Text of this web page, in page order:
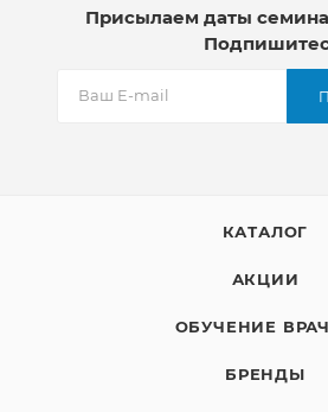
Присылаем даты
КАТАЛОГ
АКЦИИ
ОБУЧЕНИЕ
БРЕНДЫ